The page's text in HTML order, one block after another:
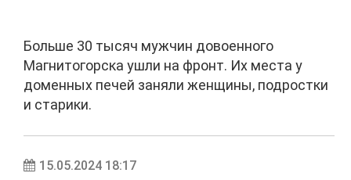
Больше 30 тысяч мужчин довоенного
Магнитогорска ушли на фронт. Их места у
доменных печей заняли женщины, подростки
и старики.
15.05.2024 18:17